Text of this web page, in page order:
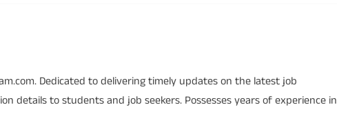
Dedicated to delivering timely updates on the latest job
details to students and job seekers. Possesses years of experience in